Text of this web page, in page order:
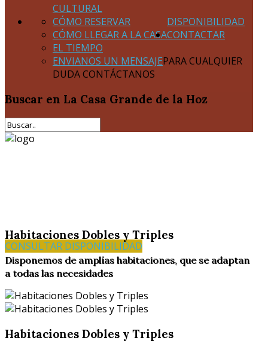
CULTURAL
DISPONIBILIDAD
CÓMO RESERVAR
CÓMO LLEGAR A LA CASA
EL TIEMPO
CONTACTAR
ENVIANOS UN MENSAJEPARA CUALQUIER
DUDA CONTÁCTANOS
Buscar en La Casa Grande de la Hoz
Habitaciones Dobles y Triples
Disponemos de amplías habitaciones, que se adaptan
a todas las necesidades
Habitaciones Dobles y Triples
CONSULTAR DISPONIBILIDAD